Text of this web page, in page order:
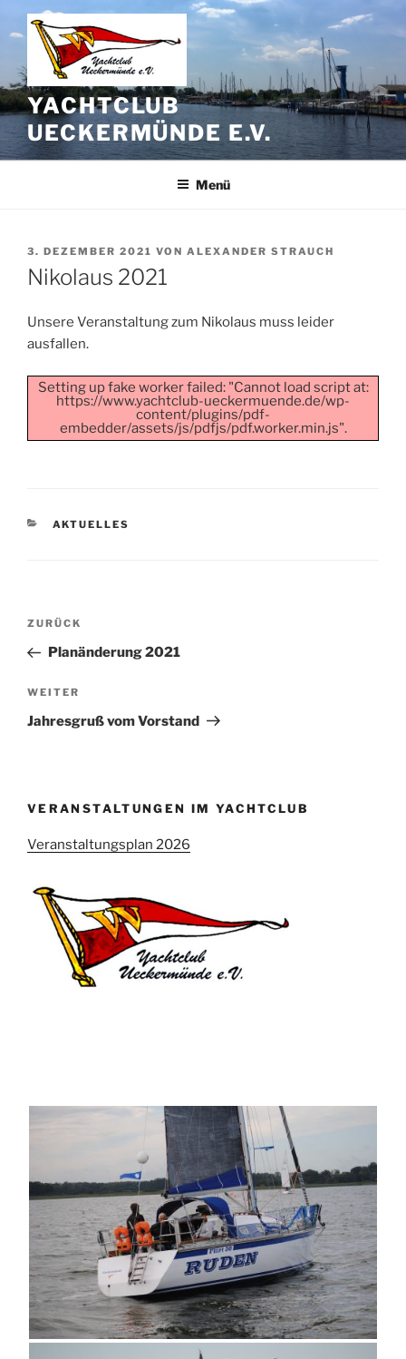
Zum
Inhalt
springen
YACHTCLUB
UECKERMÜNDE E.V.
Menü
VERÖFFENTLICHT
AM
3. DEZEMBER 2021 VON ALEXANDER STRAUCH
Nikolaus 2021
Unsere Veranstaltung zum Nikolaus muss leider
ausfallen.
Setting up fake worker failed: "Cannot load script at:
https://www.yachtclub-ueckermuende.de/wp-
content/plugins/pdf-
embedder/assets/js/pdfjs/pdf.worker.min.js".
KATEGORIEN
AKTUELLES
Beitragsnavigation
Vorheriger
Beitrag
ZURÜCK
Planänderung 2021
Nächster
Beitrag
WEITER
Jahresgruß vom Vorstand
VERANSTALTUNGEN IM YACHTCLUB
Veranstaltungsplan 2026